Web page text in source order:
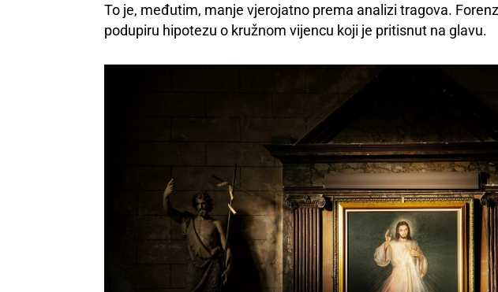
To je, međutim, manje vjerojatno prema analizi tragova.
podupiru hipotezu o kružnom vijencu koji je pritisnut na glavu.